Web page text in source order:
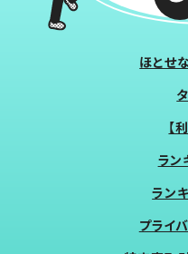
ほとせ
【
ラン
ラン
プライ